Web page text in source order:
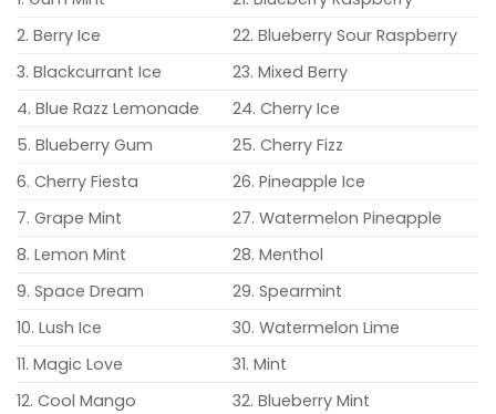
2. Berry Ice
22. Blueberry Sour Raspberry
3. Blackcurrant Ice
23. Mixed Berry
4. Blue Razz Lemonade
24. Cherry Ice
5. Blueberry Gum
25. Cherry Fizz
6. Cherry Fiesta
26. Pineapple Ice
7. Grape Mint
27. Watermelon Pineapple
8. Lemon Mint
28. Menthol
9. Space Dream
29. Spearmint
10. Lush Ice
30. Watermelon Lime
11. Magic Love
31. Mint
12. Cool Mango
32. Blueberry Mint